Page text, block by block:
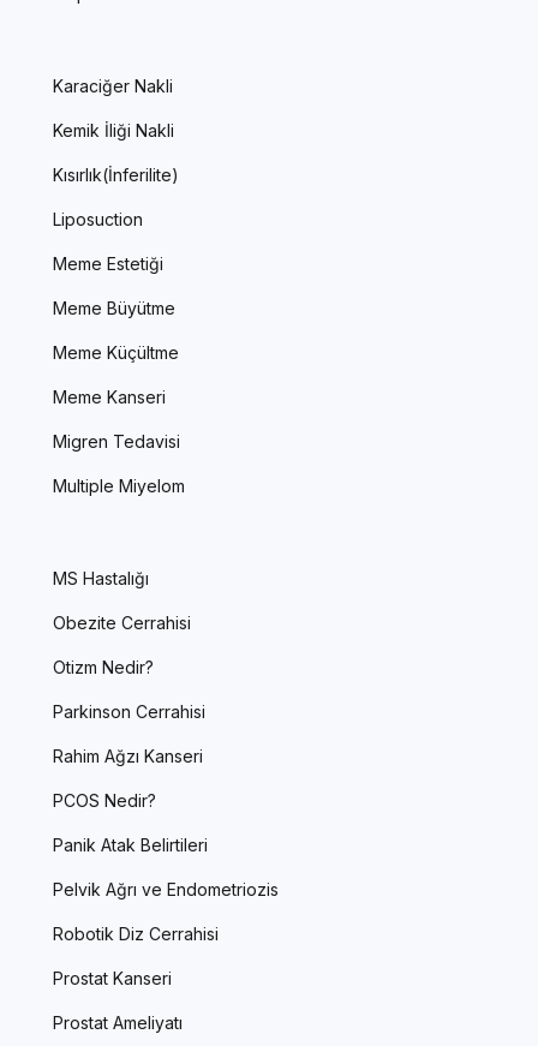
Karaciğer Nakli
Kemik İliği Nakli
Kısırlık(İnferilite)
Liposuction
Meme Estetiği
Meme Büyütme
Meme Küçültme
Meme Kanseri
Migren Tedavisi
Multiple Miyelom
MS Hastalığı
Obezite Cerrahisi
Otizm Nedir?
Parkinson Cerrahisi
Rahim Ağzı Kanseri
PCOS Nedir?
Panik Atak Belirtileri
Pelvik Ağrı ve Endometriozis
Robotik Diz Cerrahisi
Prostat Kanseri
Prostat Ameliyatı